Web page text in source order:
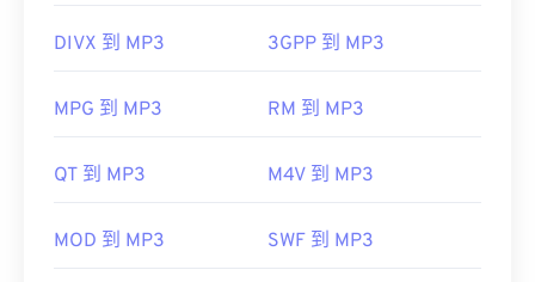
DIVX 到 MP3 3GPP 到 MP3
MPG 到 MP3 RM 到 MP3
QT 到 MP3 M4V 到 MP3
MOD 到 MP3 SWF 到 MP3